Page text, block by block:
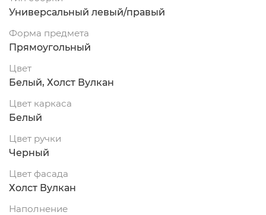
Универсальный левый/правый
Форма предмета
Прямоугольный
Цвет
Белый, Холст Вулкан
Цвет каркаса
Белый
Цвет ручки
Черный
Цвет фасада
Холст Вулкан
Наполнение